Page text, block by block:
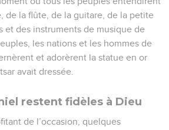
de la flûte, de la guitare, de la petite
et des instruments de musique de
les nations et les hommes de
et adorèrent la statue en or
avait dressée.
restent fidèles à Dieu
de l’occasion, quelques